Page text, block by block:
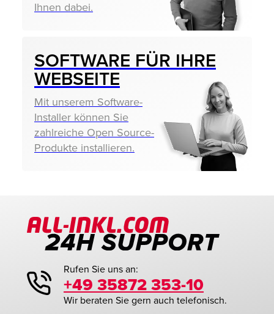
Ihnen dabei.
SOFTWARE FÜR IHRE
WEBSEITE
Mit unserem Software-
Installer können Sie
zahlreiche Open Source-
Produkte installieren.
Rufen Sie uns an:
+49 35872 353-10
Wir beraten Sie gern auch telefonisch.